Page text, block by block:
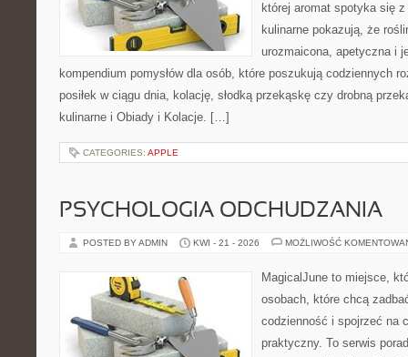
której aromat spotyka się
kulinarne pokazują, że
urozmaicona, apetyczna i
kompendium pomysłów dla osób, które poszukują codziennych
posiłek w ciągu dnia, kolację, słodką przekąskę czy drobną
kulinarne i Obiady i Kolacje. […]
CATEGORIES: APPLE
PSYCHOLOGIA ODCHUDZANIA
POSTED BY ADMIN KWI - 21 - 2026 MOŻLIWOŚĆ
MagicalJune to miejsce,
osobach, które chcą
codzienność i spojrzeć na
praktyczny. To serwis